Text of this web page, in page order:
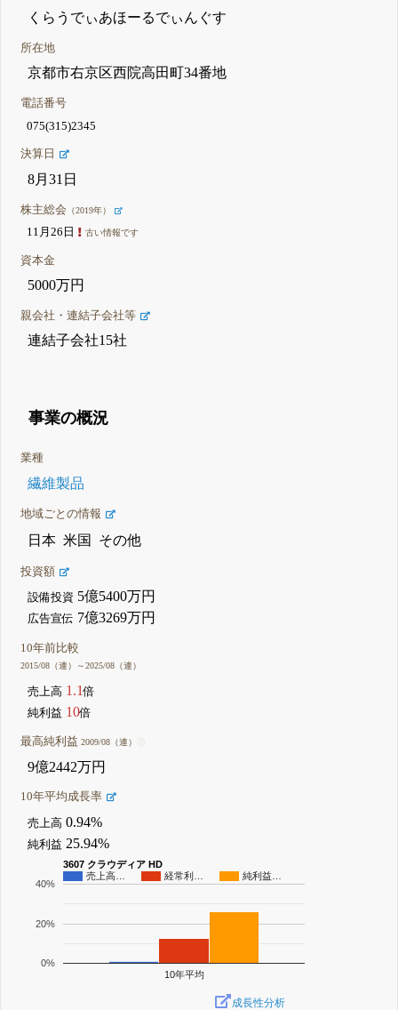
くらうでぃあほーるでぃんぐす
所在地
京都市右京区西院高田町34番地
電話番号
075(315)2345
決算日
8月31日
株主総会 （2019年）
11月26日 古い情報です
資本金
5000万円
親会社・連結子会社等
連結子会社15社
事業の概況
業種
繊維製品
地域ごとの情報
日本 米国 その他
投資額
設備投資 5億5400万円
広告宣伝 7億3269万円
10年前比較
2015/08（連）～2025/08（連）
売上高 1.1倍
純利益 10倍
最高純利益2009/08（連）
9億2442万円
10年平均成長率
売上高 0.94%
純利益 25.94%
3607 クラウディア HD
売上高…
経常利… 純利益…
10年平均
0%
20%
40%
成長性分析